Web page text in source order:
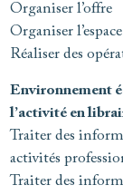
Organiser l’offre
Organiser
Réaliser des
Environnement
l’activité en
Traiter des
activités
Traiter des